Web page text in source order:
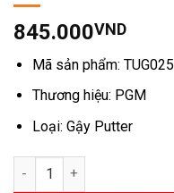
845.000VND
Mã sản phẩm: TUG025
Thương hiệu: PGM
Loại: Gậy Putter
Số lượng